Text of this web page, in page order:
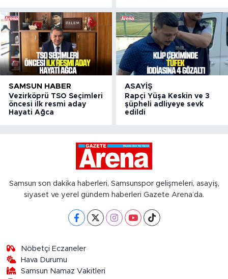
SAMSUN HABER
Vezirköprü TSO Seçimleri
öncesi ilk resmi aday
Hayati Ağca
ASAYIŞ
Rapçi Yüşa Keskin ve 3
şüpheli adliyeye sevk
edildi
Samsun son dakika haberleri, Samsunspor gelişmeleri, asayiş,
siyaset ve yerel gündem haberleri Gazete Arena’da.
Nöbetçi Eczaneler
Hava Durumu
Samsun Namaz Vakitleri